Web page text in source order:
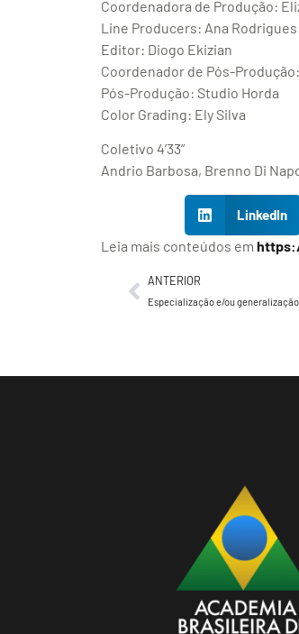
Coordenadora de Produção:
Line Producers: Ana
Editor: Diogo Ekizian
Coordenador de Pós-
Pós-Produção: Studio Horda
Color Grading: Ely Silva
Coletivo 4’33”
Andrio Barbosa, Brenno Di
LinkedIn
Leia mais conteúdos em
ANTERIOR
Especialização e/ou generalização